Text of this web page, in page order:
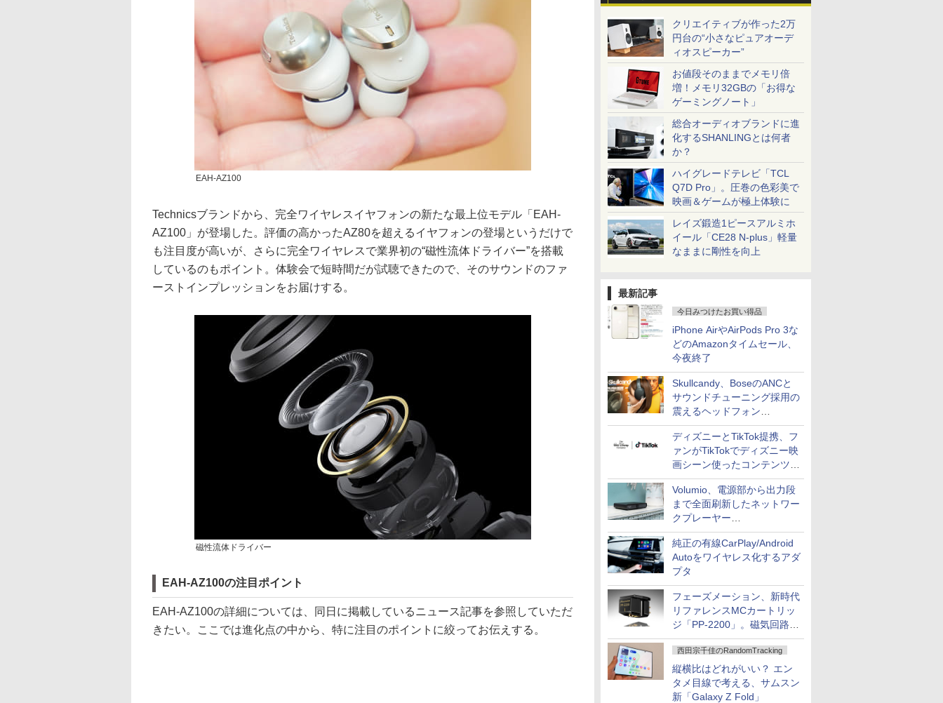
クリエイティブが作った2万
円台の“小さなピュアオーデ
ィオスピーカー”
お値段そのままでメモリ倍
増！メモリ32GBの「お得な
ゲーミングノート」
総合オーディオブランドに進
化するSHANLINGとは何者
か？
ハイグレードテレビ「TCL
Q7D Pro」。圧巻の色彩美で
映画＆ゲームが極上体験に
レイズ鍛造1ピースアルミホ
イール「CE28 N-plus」軽量
なままに剛性を向上
最新記事
今日みつけたお買い得品
iPhone AirやAirPods Pro 3な
どのAmazonタイムセール、
今夜終了
Skullcandy、BoseのANCと
サウンドチューニング採用の
震えるヘッドフォン
「Crusher 1080 ANC」
ディズニーとTikTok提携、フ
ァンがTikTokでディズニー映
画シーン使ったコンテンツ制
作、Disney+にも配信
Volumio、電源部から出力段
まで全面刷新したネットワー
クプレーヤー
「Primo（2026）」
純正の有線CarPlay/Android
Autoをワイヤレス化するアダ
プタ
フェーズメーション、新時代
リファレンスMCカートリッ
ジ「PP-2200」。磁気回路や
ハウジングを根本から見直し
西田宗千佳のRandomTracking
縦横比はどれがいい？ エン
タメ目線で考える、サムスン
新「Galaxy Z Fold」
EAH-AZ100
Technicsブランドから、完全ワイヤレスイヤフォンの新たな最上位モデル「EAH-
AZ100」が登場した。評価の高かったAZ80を超えるイヤフォンの登場というだけで
も注目度が高いが、さらに完全ワイヤレスで業界初の“磁性流体ドライバー”を搭載
しているのもポイント。体験会で短時間だが試聴できたので、そのサウンドのファ
ーストインプレッションをお届けする。
磁性流体ドライバー
EAH-AZ100の注目ポイント
EAH-AZ100の詳細については、同日に掲載しているニュース記事を参照していただ
きたい。ここでは進化点の中から、特に注目のポイントに絞ってお伝えする。